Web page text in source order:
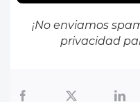
¡No enviamos
privacidad